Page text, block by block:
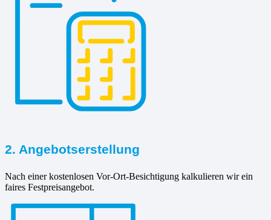
2. Angebotserstellung
Nach einer kostenlosen Vor-Ort-Besichtigung kalkulieren wir ein
faires Festpreisangebot.